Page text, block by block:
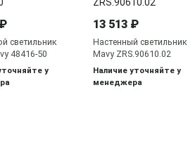
светильник
48416-50
у
13 513 ₽
Настенный светильник
Mavy ZRS.90610.02
Наличие уточняйте у
менеджера